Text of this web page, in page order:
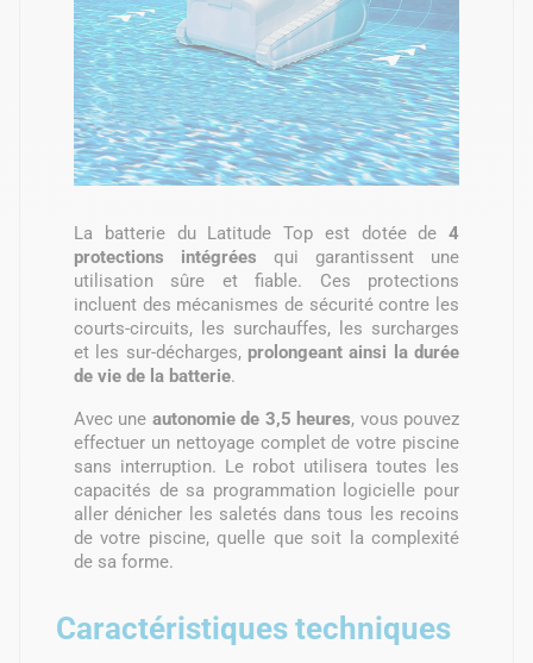
La batterie du Latitude Top est dotée de 4
protections intégrées qui garantissent une
utilisation sûre et fiable. Ces protections
incluent des mécanismes de sécurité contre les
courts-circuits, les surchauffes, les surcharges
et les sur-décharges, prolongeant ainsi la durée
de vie de la batterie.
Avec une autonomie de 3,5 heures, vous pouvez
effectuer un nettoyage complet de votre piscine
sans interruption. Le robot utilisera toutes les
capacités de sa programmation logicielle pour
aller dénicher les saletés dans tous les recoins
de votre piscine, quelle que soit la complexité
de sa forme.
Caractéristiques techniques